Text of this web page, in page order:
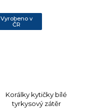
Vyrobeno v
ČR
Korálky kytičky bílé
tyrkysový zátěr